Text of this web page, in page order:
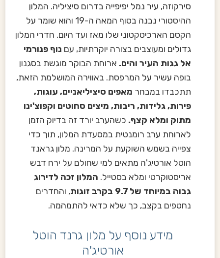
סירקוזה, עיר נמל יפיפייה בדרום סיציליה. המלון
ההיסטורי נבנה בסוף המאה ה-19 והוא שומר על
הקסם הארכיטקטוני שלו מאז ועד היום. חדרי המלון
גדולים ומעוצבים בצורה יוקרתיות, עם נוף פנורמי
אל גגות העיר והים. ארוחת הבוקר מוגשת בסגנון
בופה עשיר על המרפסת. באווירה המושלמת הזאת,
תתכבדו במבחר מאפים סיציליאניים, עוגות,
פירות, גלידות, ריבות, מיצים סחוטים וקפוצ'ינו
מתוק ומלא קצף. כשהערב יורד זה בדיוק הזמן
לארוחת ערב רומנטית במסעדת המלון, תוך כדי
צפייה בשמש השוקעת על המרינה. מלון גראנד
הוטל אורטיג'ה מתאים למי שחולם על ירח דבש
אריסטוקרטי ומלא בסטייל. המלון זכה לדירוג
גבוה במיוחד של 9.7 בקרב זוגות
, והחדרים
נחטפים בקצב, כך שלא כדאי להתמהמה.
מידע נוסף על מלון גרנד הוטל
אורטיג'ה